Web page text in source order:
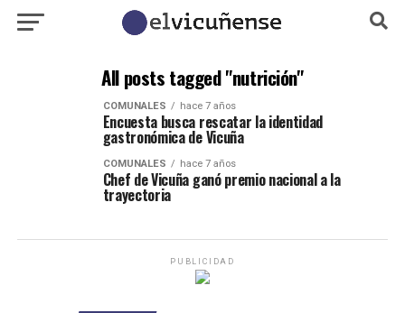
All posts tagged "nutrición"
COMUNALES hace 7 años
Encuesta busca rescatar la identidad
gastronómica de Vicuña
COMUNALES hace 7 años
Chef de Vicuña ganó premio nacional a la
trayectoria
PUBLICIDAD